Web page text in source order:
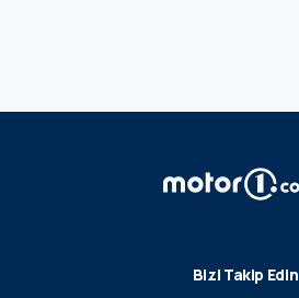
Bizi Takip Edin